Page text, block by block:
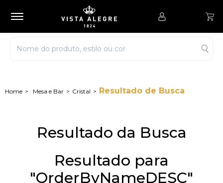
Mesa e Bar Cristal Resultado de Busca
Resultado da Busca
Resultado para
"OrderByNameDESC"